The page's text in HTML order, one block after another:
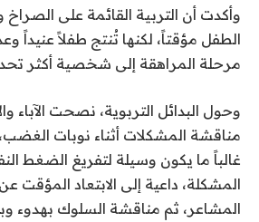
وأكدت أن التربية القائمة على
الطفل مؤقتاً، لكنها تُنتج طفلاً عنيداً
مرحلة المراهقة إلى شخصية أكثر
وحول البدائل التربوية، نصحت الآباء
مناقشة المشكلات أثناء نوبات
غالباً ما يكون وسيلة لتفريغ الضغط
المشكلة، داعية إلى الابتعاد المؤقت
المشاعر، ثم مناقشة السلوك بهدوء